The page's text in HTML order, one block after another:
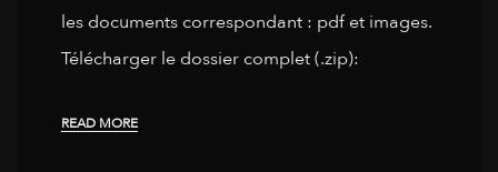
les documents correspondant : pdf et images.
Télécharger le dossier complet (.zip):
READ MORE